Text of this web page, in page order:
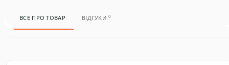
ВСЕ ПРО ТОВАР ВІДГУКИ0